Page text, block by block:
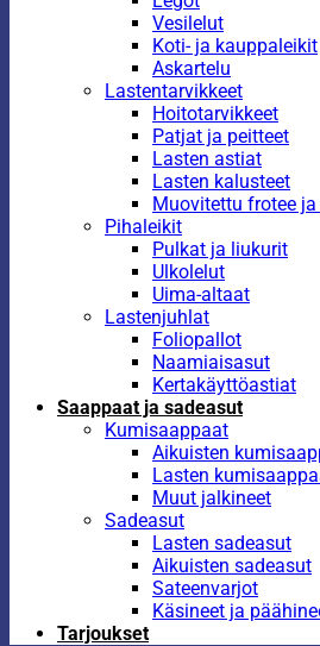
Vesilelut
Koti- ja kauppaleikit
Askartelu
Lastentarvikkeet
Hoitotarvikkeet
Patjat ja peitteet
Lasten astiat
Lasten kalusteet
Muovitettu frotee
Pihaleikit
Pulkat ja liukurit
Ulkolelut
Uima-altaat
Lastenjuhlat
Foliopallot
Naamiaisasut
Kertakäyttöastiat
Saappaat ja sadeasut
Kumisaappaat
Aikuisten
Lasten
Muut jalkineet
Sadeasut
Lasten sadeasut
Aikuisten sadeasut
Sateenvarjot
Käsineet ja
Tarjoukset